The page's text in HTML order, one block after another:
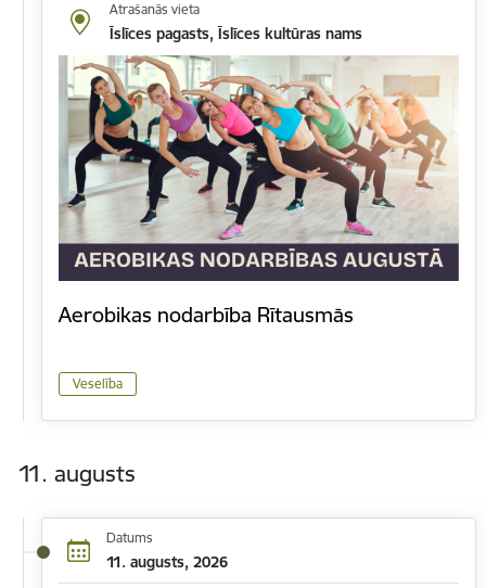
Atrašanās vieta
Īslīces pagasts, Īslīces kultūras nams
Aerobikas nodarbība Rītausmās
Veselība
11. augusts
Datums
11. augusts, 2026